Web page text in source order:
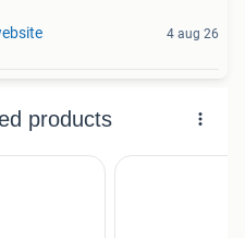
4 aug 26